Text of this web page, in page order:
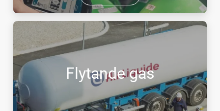
Flytande gas